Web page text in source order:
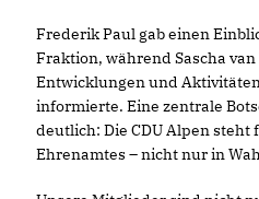
Frederik Paul gab einen
Fraktion, während Sascha van
Entwicklungen und
informierte. Eine zentrale
deutlich: Die CDU Alpen steht
Ehrenamtes – nicht nur in